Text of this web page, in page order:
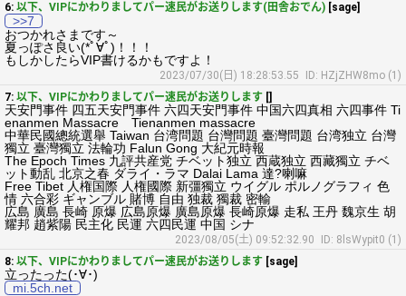
6: 以下、VIPにかわりましてパー速民がお送りします(田舎おでん) [sage]
>>7
おつかれさまです～
夏っぽさ良い(*ﾟ∀ﾟ)！！！
もしかしたらVIP書けるかもですよ！
2023/07/30(日) 18:28:53.55
ID: HZjZHW8mo (1)
7: 以下、VIPにかわりましてパー速民がお送りします []
天安門事件 四五天安門事件 六四天安門事件 中国六四真相 六四事件 Ti
enanmen Massacre Tienanmen massacre
中華民國總統選舉 Taiwan 台湾問題 台灣問題 臺灣問題 台湾独立 台灣
獨立 臺灣獨立 法輪功 Falun Gong 大紀元時報
The Epoch Times 九評共産党 チベット独立 西蔵独立 西藏獨立 チベ
ット動乱 北京之春 ダライ・ラマ Dalai Lama 達?喇嘛
Free Tibet 人権国際 人権國際 新彊獨立 ウイグル ポルノグラフィ 色
情 六合彩 ギャンブル 賭博 自由 独裁 獨裁 密輸
広島 廣島 長崎 原爆 広島原爆 廣島原爆 長崎原爆 走私 王丹 魏京生 胡
耀邦 趙紫陽 民主化 民運 六四民運 中国 シナ
2023/08/05(土) 09:52:32.90
ID: 8lsWypit0 (1)
8: 以下、VIPにかわりましてパー速民がお送りします [sage]
立ったった(･∀･)
mi.5ch.net